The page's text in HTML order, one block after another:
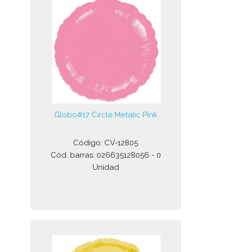
Globo#17 Circle Metalic Pink
Código: CV-12805
Cód. barras: 026635128056 - 0
Unidad